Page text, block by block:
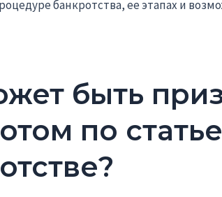
банкротства, ее этапах и
быть
по